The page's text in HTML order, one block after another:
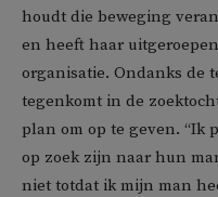
houdt die beweging
en heeft haar
organisatie. Ondanks de
tegenkomt in de
plan om op te geven. “Ik
op zoek zijn naar hun
niet totdat ik mijn man